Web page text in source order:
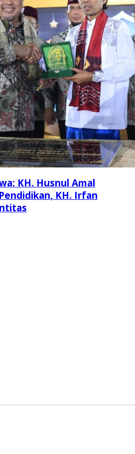
KH. Husnul Amal
KH. Irfan